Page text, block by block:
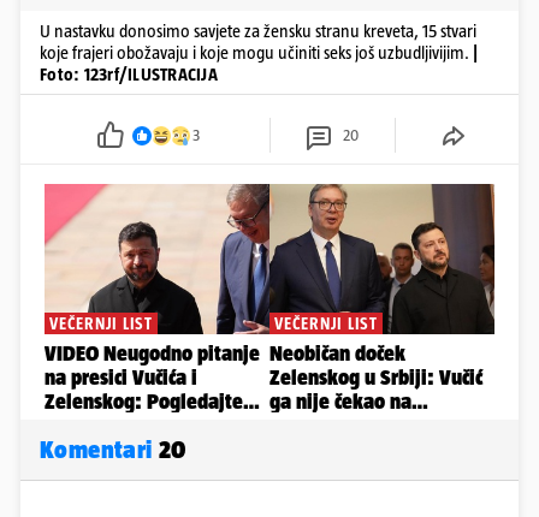
U nastavku donosimo savjete za žensku stranu kreveta, 15 stvari
koje frajeri obožavaju i koje mogu učiniti seks još uzbudljivijim.
Foto: 123rf/ILUSTRACIJA
3 20
Komentari 20